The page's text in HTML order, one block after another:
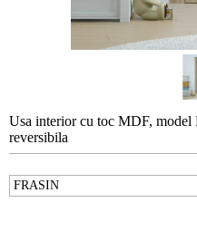
Usa interior cu toc MDF,
reversibila